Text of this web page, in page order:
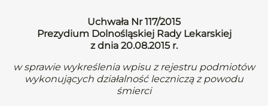
Uchwała Nr 117/2015
Prezydium Dolnośląskiej Rady Lekarskiej
z dnia 20.08.2015 r.
w sprawie wykreślenia wpisu z rejestru podmiotów
wykonujących działalność leczniczą z powodu
śmierci